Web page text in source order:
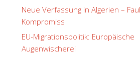
Neue Verfassung in Algerien –
Kompromiss
EU-Migrationspolitik: Europäische
Augenwischerei